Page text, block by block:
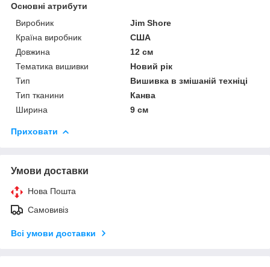
Основні атрибути
Виробник
Jim Shore
Країна виробник
США
Довжина
12 см
Тематика вишивки
Новий рік
Тип
Вишивка в змішаній техніці
Тип тканини
Канва
Ширина
9 см
Приховати
Умови доставки
Нова Пошта
Самовивіз
Всі умови доставки